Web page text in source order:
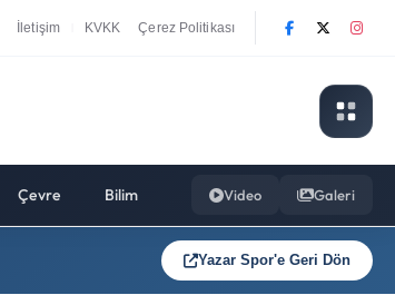
İletişim KVKK Çerez Politikası
Çevre Bilim Video Galeri
Yazar Spor'e Geri Dön